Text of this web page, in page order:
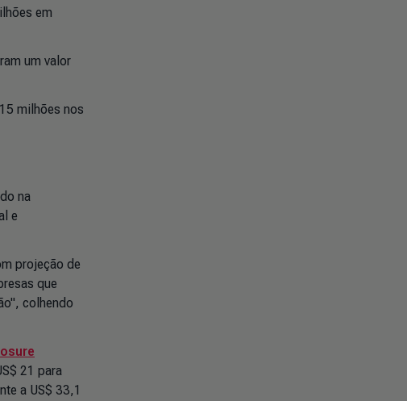
em
um valor
milhões nos
na
e
projeção de
que
colhendo
21 para
a US$ 33,1